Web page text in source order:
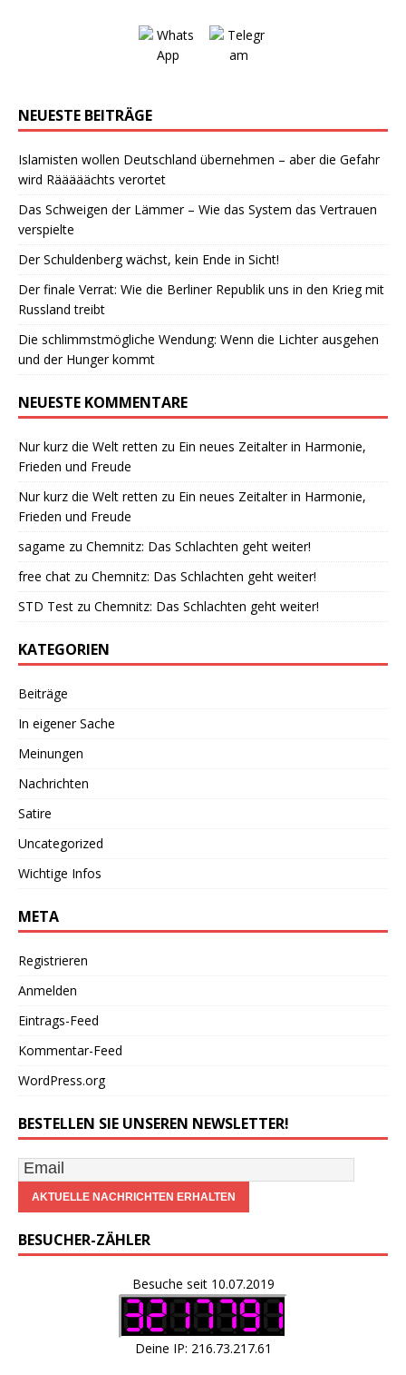
NEUESTE BEITRÄGE
Islamisten wollen Deutschland übernehmen – aber die Gefahr
wird Rääääächts verortet
Das Schweigen der Lämmer – Wie das System das Vertrauen
verspielte
Der Schuldenberg wächst, kein Ende in Sicht!
Der finale Verrat: Wie die Berliner Republik uns in den Krieg mit
Russland treibt
Die schlimmstmögliche Wendung: Wenn die Lichter ausgehen
und der Hunger kommt
NEUESTE KOMMENTARE
Nur kurz die Welt retten zu Ein neues Zeitalter in Harmonie,
Frieden und Freude
Nur kurz die Welt retten zu Ein neues Zeitalter in Harmonie,
Frieden und Freude
sagame zu Chemnitz: Das Schlachten geht weiter!
free chat zu Chemnitz: Das Schlachten geht weiter!
STD Test zu Chemnitz: Das Schlachten geht weiter!
KATEGORIEN
Beiträge
In eigener Sache
Meinungen
Nachrichten
Satire
Uncategorized
Wichtige Infos
META
Registrieren
Anmelden
Eintrags-Feed
Kommentar-Feed
WordPress.org
BESTELLEN SIE UNSEREN NEWSLETTER!
BESUCHER-ZÄHLER
Besuche seit 10.07.2019
Deine IP: 216.73.217.61